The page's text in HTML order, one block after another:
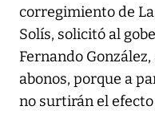
corregimiento de
Solís, solicitó al
Fernando
abonos, porque a
no surtirán el